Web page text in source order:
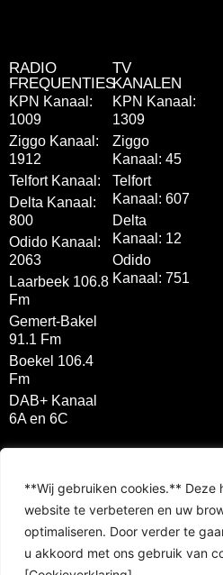
**Wij gebruiken cookies.** Deze
website te verbeteren en uw
optimaliseren. Door verder te
u akkoord met ons gebruik van
RADIO
FREQUENTIES
KPN Kanaal:
1009
Ziggo Kanaal:
1912
Telfort Kanaal:
Delta Kanaal:
800
Odido Kanaal:
2063
Laarbeek 106.8
Fm
Gemert-Bakel
91.1 Fm
Boekel 106.4
Fm
DAB+ Kanaal
6A en 6C
TV
KANALEN
KPN Kanaal:
1309
Ziggo
Kanaal: 45
Telfort
Kanaal: 607
Delta
Kanaal: 12
Odido
Kanaal: 751